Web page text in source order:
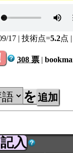
17 | 技術点=5.2点
308 票 |
を
入